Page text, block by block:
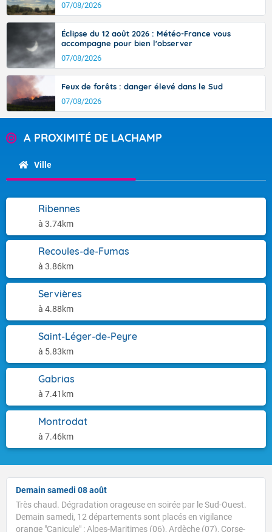
07/08/2026
Éclipse du 12 août 2026 : Météo-France vous
accompagne pour bien l'observer
07/08/2026
Feux de forêts : danger élevé dans le Sud
07/08/2026
A PROXIMITÉ DE LACHAMP
Ville
Ribennes
à 3.74km
Recoules-de-Fumas
à 3.86km
Servières
à 4.88km
Saint-Léger-de-Peyre
à 5.83km
Gabrias
à 7.41km
Montrodat
à 7.46km
Demain samedi 08 août
Très chaud. Dégradation orageuse en soirée par le Sud-Ouest.
Demain samedi, 12 départements sont placés en vigilance
orange "Canicule" : Alpes-Maritimes (06), Ardèche (07), Corse-